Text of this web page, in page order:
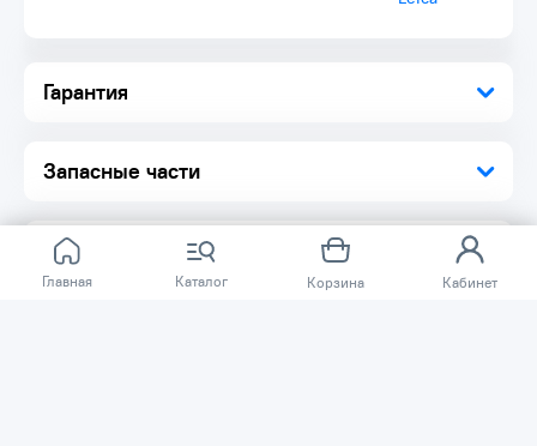
Главная Каталог Корзина Кабинет
Гарантия
Запасные части